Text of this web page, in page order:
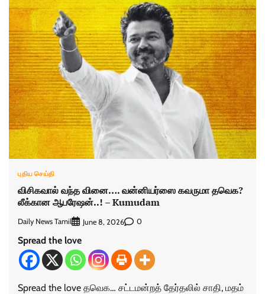
புதிய செய்தி
விசிகவால் வந்த வினை…. வன்னியர்ஸை கவருமா தவெக?
லீக்கான ஆபரேஷன்..! – Kumudam
Daily News Tamil June 8, 2026 0
Spread the love
Spread the love தவெக… சட்டமன்றத் தேர்தலில் சாதி, மதம்